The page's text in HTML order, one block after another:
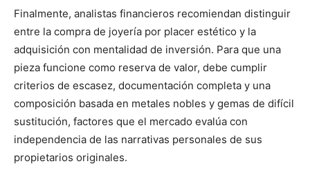
Finalmente, analistas financieros recomiendan distinguir
entre la compra de joyería por placer estético y la
adquisición con mentalidad de inversión. Para que una
pieza funcione como reserva de valor, debe cumplir
criterios de escasez, documentación completa y una
composición basada en metales nobles y gemas de difícil
sustitución, factores que el mercado evalúa con
independencia de las narrativas personales de sus
propietarios originales.